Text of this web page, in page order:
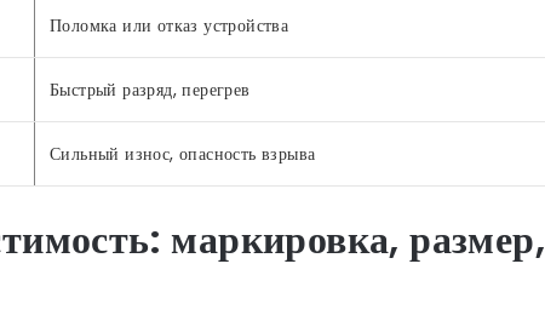
Поломка или отказ устройства
Быстрый разряд, перегрев
Сильный износ, опасность взрыва
маркировка, размер,